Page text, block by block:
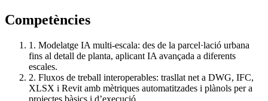
Competències
1. Modelatge IA multi-escala: des de la parcel·lació urbana
fins al detall de planta, aplicant IA avançada a diferents
escales.
2. Fluxos de treball interoperables: trasllat net a DWG, IFC,
XLSX i Revit amb mètriques automatitzades i plànols per a
projectes bàsics i d’execució.